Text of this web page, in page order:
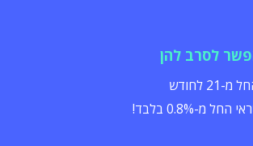
לסרב להן
לחודש
מ-0.8% בלבד!